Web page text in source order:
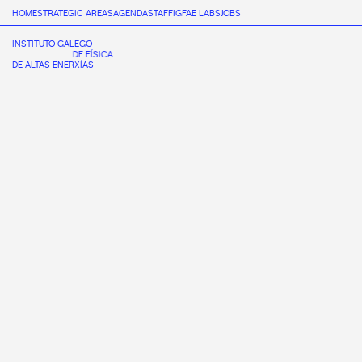
HOMESTRATEGIC AREASAGENDASTAFFIGFAE LABSJOBS
INSTITUTO GALEGO
DE FÍSICA
DE ALTAS ENERXÍAS